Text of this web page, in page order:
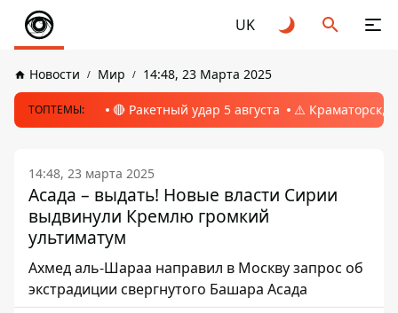
UK
Новости Мир 14:48, 23 Марта 2025
ТОПТЕМЫ: 🔴 Ракетный удар 5 августа ⚠️ Краматорск,
14:48, 23 марта 2025
Асада – выдать! Новые власти Сирии
выдвинули Кремлю громкий
ультиматум
Ахмед аль-Шараа направил в Москву запрос об
экстрадиции свергнутого Башара Асада